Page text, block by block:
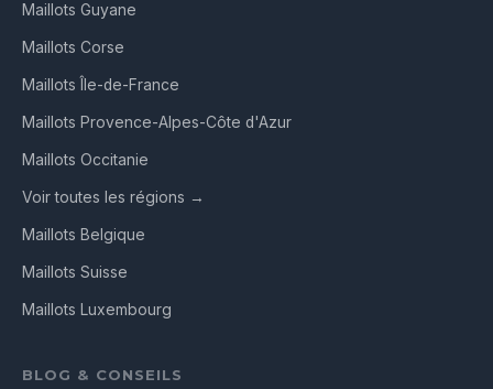
Maillots Guyane
Maillots Corse
Maillots Île-de-France
Maillots Provence-Alpes-Côte d'Azur
Maillots Occitanie
Voir toutes les régions →
Maillots Belgique
Maillots Suisse
Maillots Luxembourg
BLOG & CONSEILS